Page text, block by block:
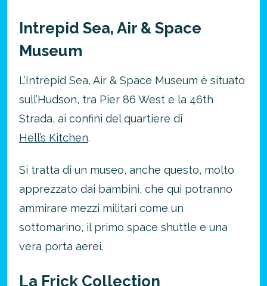
Intrepid Sea, Air & Space
Museum
L’Intrepid Sea, Air & Space Museum è situato
sull’Hudson, tra Pier 86 West e la 46th
Strada, ai confini del quartiere di
Hell’s Kitchen.
Si tratta di un museo, anche questo, molto
apprezzato dai bambini, che qui potranno
ammirare mezzi militari come un
sottomarino, il primo space shuttle e una
vera porta aerei.
La Frick Collection